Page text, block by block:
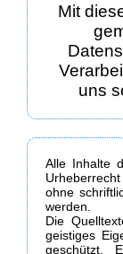
Mit
uns
Alle Inhalte
ohne
werden.
Die
geistiges
geschützt.